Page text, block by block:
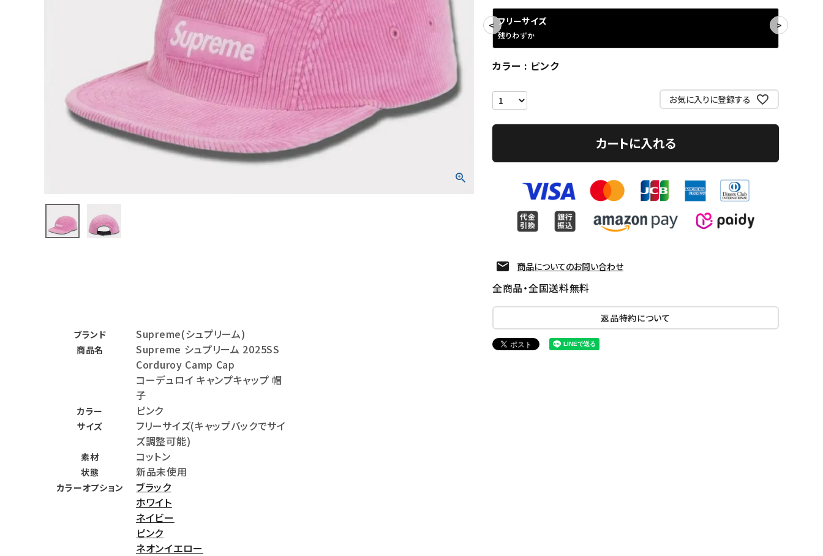
ジャケット・アウター
キャップ・ハット
ニット帽・ビーニー
パンツ・ショーツ
person 会員登録
Follow us
ブランド Supreme(シュプリーム)
商品名
Supreme シュプリーム 2025SS
Corduroy Camp Cap
コーデュロイ キャンプキャップ 帽
子
カラー ピンク
サイズ
フリーサイズ(キャップバックでサイ
ズ調整可能)
素材 コットン
状態 新品未使用
カラーオプション
ブラック
ホワイト
ネイビー
ピンク
ネオンイエロー
フリーサイズ
残りわずか
カラー ピンク
お気に入りに登録する
カートに入れる
商品についてのお問い合わせ
全商品・全国送料無料
返品特約について